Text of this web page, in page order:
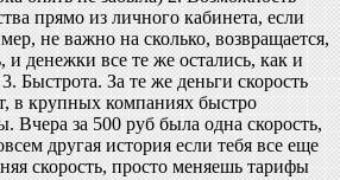
прямо из личного кабинета, если
не важно на сколько, возвращается,
и денежки все те же остались, как и
Быстрота. За те же деньги скорость
в крупных компаниях быстро
Вчера за 500 руб была одна скорость,
другая история если тебя все еще
скорость, просто меняешь тарифы